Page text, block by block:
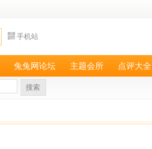
手机站
兔兔网论坛 主题会所 点评大全
搜索